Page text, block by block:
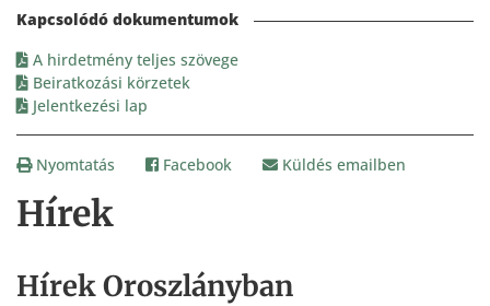
Hírek
Hírek Oroszlányban
A hirdetmény teljes szövege
Beiratkozási körzetek
Jelentkezési lap
Nyomtatás Facebook Küldés emailben